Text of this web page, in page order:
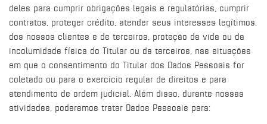
deles para cumprir obrigações legais e regulatórias, cumprir
contratos, proteger crédito, atender seus interesses legítimos,
dos nossos clientes e de terceiros, proteção da vida ou da
incolumidade física do Titular ou de terceiros, nas situações
em que o consentimento do Titular dos Dados Pessoais for
coletado ou para o exercício regular de direitos e para
atendimento de ordem judicial. Além disso, durante nossas
atividades, poderemos tratar Dados Pessoais para: